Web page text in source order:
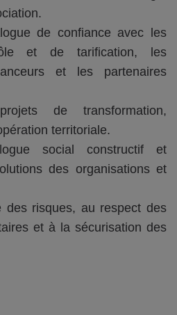
de confiance avec les
et de tarification, les
et les partenaires
de transformation,
territoriale.
social constructif et
des organisations et
des risques, au respect des
et à la sécurisation des